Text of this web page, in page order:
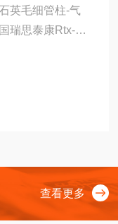
英毛细管柱-气
瑞思泰康Rtx-5
5%二苯
查看更多